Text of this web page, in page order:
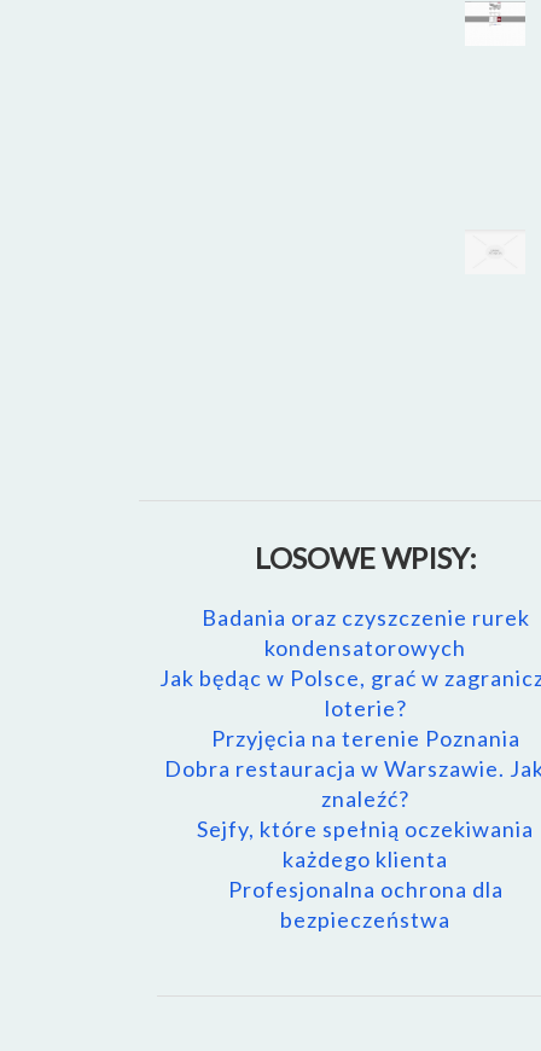
LOSOWE WPISY:
Badania oraz czyszczenie rurek
kondensatorowych
Jak będąc w Polsce, grać w
loterie?
Przyjęcia na terenie Poznania
Dobra restauracja w Warszawie.
znaleźć?
Sejfy, które spełnią oczekiwania
każdego klienta
Profesjonalna ochrona dla
bezpieczeństwa